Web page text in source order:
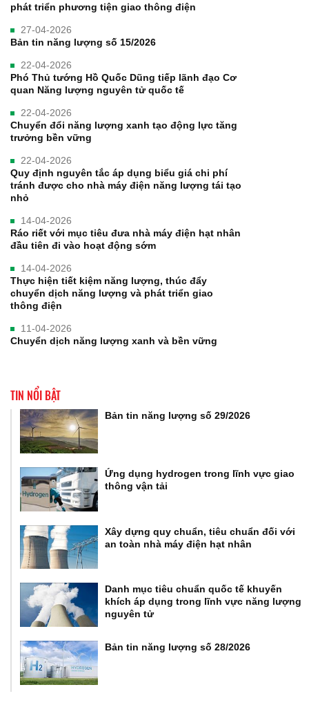
phát triển phương tiện giao thông điện
27-04-2026
Bản tin năng lượng số 15/2026
22-04-2026
Phó Thủ tướng Hồ Quốc Dũng tiếp lãnh đạo Cơ
quan Năng lượng nguyên tử quốc tế
22-04-2026
Chuyển đổi năng lượng xanh tạo động lực tăng
trưởng bền vững
22-04-2026
Quy định nguyên tắc áp dụng biểu giá chi phí
tránh được cho nhà máy điện năng lượng tái tạo
nhỏ
14-04-2026
Ráo riết với mục tiêu đưa nhà máy điện hạt nhân
đầu tiên đi vào hoạt động sớm
14-04-2026
Thực hiện tiết kiệm năng lượng, thúc đẩy
chuyển dịch năng lượng và phát triển giao
thông điện
11-04-2026
Chuyển dịch năng lượng xanh và bền vững
TIN NỔI BẬT
Bản tin năng lượng số 29/2026
Ứng dụng hydrogen trong lĩnh vực giao
thông vận tải
Xây dựng quy chuẩn, tiêu chuẩn đối với
an toàn nhà máy điện hạt nhân
Danh mục tiêu chuẩn quốc tế khuyến
khích áp dụng trong lĩnh vực năng lượng
nguyên tử
Bản tin năng lượng số 28/2026